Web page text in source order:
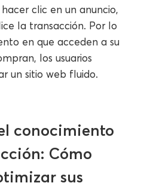
clic en un anuncio,
la transacción. Por lo
en que acceden a su
los usuarios
un sitio web fluido.
conocimiento
Cómo
sus